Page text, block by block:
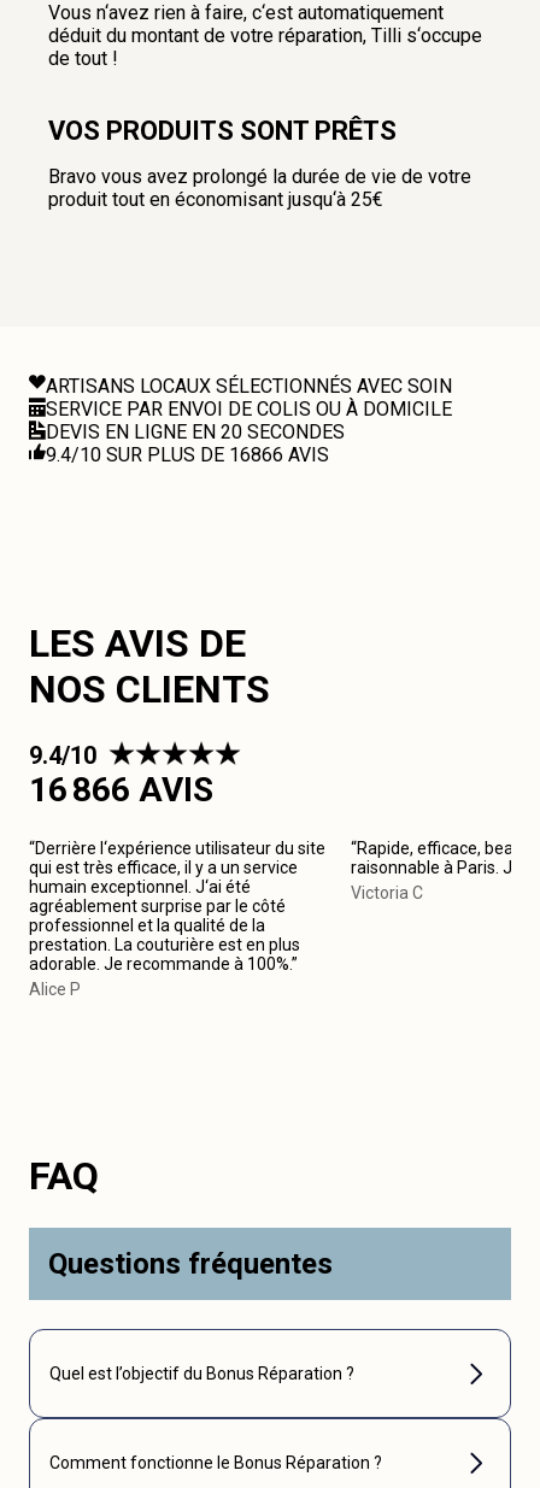
Vous n‘avez rien à faire, c‘est automatiquement
déduit du montant de votre réparation, Tilli s‘occupe
de tout !
VOS PRODUITS SONT PRÊTS
Bravo vous avez prolongé la durée de vie de votre
produit tout en économisant jusqu‘à 25€
ARTISANS LOCAUX SÉLECTIONNÉS AVEC SOIN
SERVICE PAR ENVOI DE COLIS OU À DOMICILE
DEVIS EN LIGNE EN 20 SECONDES
9.4/10 SUR PLUS DE 16866 AVIS
LES AVIS DE
NOS CLIENTS
9.4/10
16 866 AVIS
“Derrière l‘expérience utilisateur du site
qui est très efficace, il y a un service
humain exceptionnel. J‘ai été
agréablement surprise par le côté
professionnel et la qualité de la
prestation. La couturière est en plus
adorable. Je recommande à 100%.”
Alice P
“Rapide, efficace, beau
raisonnable à Paris. Je
Victoria C
FAQ
Questions fréquentes
Quel est l’objectif du Bonus Réparation ?
Comment fonctionne le Bonus Réparation ?